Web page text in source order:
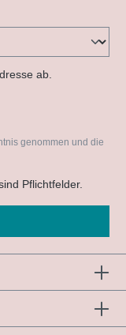
ab.
genommen und die
Pflichtfelder.